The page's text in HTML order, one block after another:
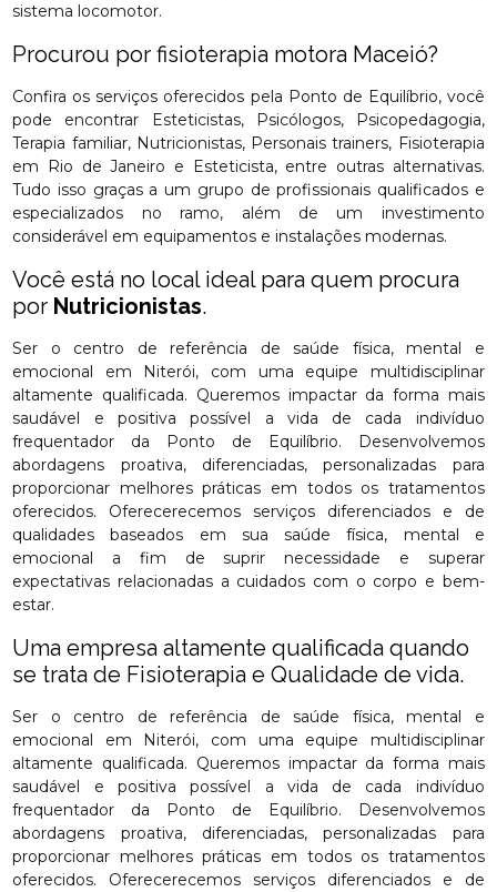
sistema locomotor.
Procurou por fisioterapia motora Maceió?
Confira os serviços oferecidos pela Ponto de Equilíbrio, você
pode encontrar Esteticistas, Psicólogos, Psicopedagogia,
Terapia familiar, Nutricionistas, Personais trainers, Fisioterapia
em Rio de Janeiro e Esteticista, entre outras alternativas.
Tudo isso graças a um grupo de profissionais qualificados e
especializados no ramo, além de um investimento
considerável em equipamentos e instalações modernas.
Você está no local ideal para quem procura
por Nutricionistas.
Ser o centro de referência de saúde física, mental e
emocional em Niterói, com uma equipe multidisciplinar
altamente qualificada. Queremos impactar da forma mais
saudável e positiva possível a vida de cada indivíduo
frequentador da Ponto de Equilíbrio. Desenvolvemos
abordagens proativa, diferenciadas, personalizadas para
proporcionar melhores práticas em todos os tratamentos
oferecidos. Oferecerecemos serviços diferenciados e de
qualidades baseados em sua saúde física, mental e
emocional a fim de suprir necessidade e superar
expectativas relacionadas a cuidados com o corpo e bem-
estar.
Uma empresa altamente qualificada quando
se trata de Fisioterapia e Qualidade de vida.
Ser o centro de referência de saúde física, mental e
emocional em Niterói, com uma equipe multidisciplinar
altamente qualificada. Queremos impactar da forma mais
saudável e positiva possível a vida de cada indivíduo
frequentador da Ponto de Equilíbrio. Desenvolvemos
abordagens proativa, diferenciadas, personalizadas para
proporcionar melhores práticas em todos os tratamentos
oferecidos. Oferecerecemos serviços diferenciados e de